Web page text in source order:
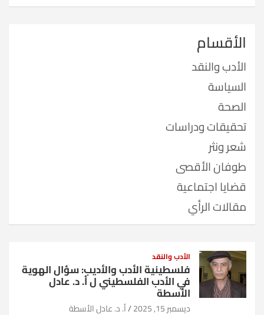
الأقسام
الأدب والنقد
السياسة
الصحة
تحقيقات ودراسات
شعر ونثر
طوفان الأقصى
قضايا اجتماعية
مقالات الرأي
الأدب والنقد
فلسطينية الأدب والأديب: سؤال الهوية
في الأدب الفلسطيني ل أ. د. عادل
الأسطة
ديسمبر 15, 2025 أ. د. عادل الأسطة